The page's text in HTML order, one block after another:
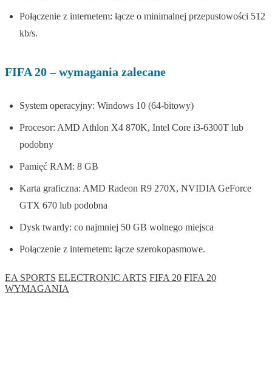
Połączenie z internetem: łącze o minimalnej przepustowości 512
kb/s.
FIFA 20 – wymagania zalecane
System operacyjny: Windows 10 (64-bitowy)
Procesor: AMD Athlon X4 870K, Intel Core i3-6300T lub
podobny
Pamięć RAM: 8 GB
Karta graficzna: AMD Radeon R9 270X, NVIDIA GeForce
GTX 670 lub podobna
Dysk twardy: co najmniej 50 GB wolnego miejsca
Połączenie z internetem: łącze szerokopasmowe.
EA SPORTS ELECTRONIC ARTS FIFA 20 FIFA 20
WYMAGANIA